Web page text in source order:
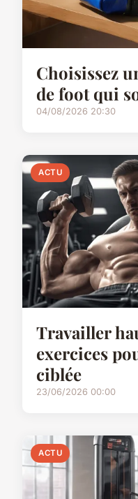
Choisissez
de foot qui
04/08/2026 20:30
ACTU
Travailler
exercices
ciblée
23/06/2026 00:00
ACTU